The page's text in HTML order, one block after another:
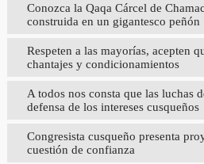
Conozca la Qaqa Cárcel de
construida en un gigantesco peñón
Respeten a las mayorías, acepten
chantajes y condicionamientos
A todos nos consta que las luchas
defensa de los intereses cusqueños
Congresista cusqueño presenta
cuestión de confianza